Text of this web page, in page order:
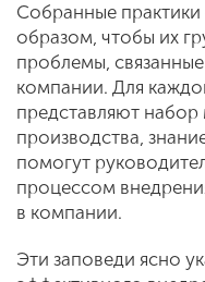
Собранные
образом, чтобы их
проблемы,
компании. Для
представляют
производства,
помогут
процессом
в компании.
Эти заповеди ясно